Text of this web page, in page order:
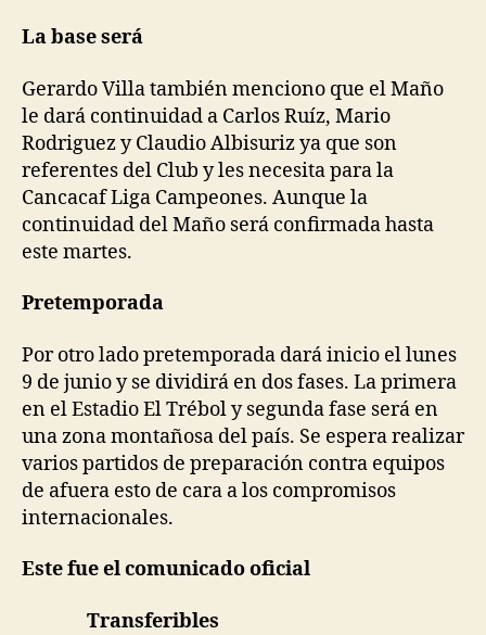
La base será
Gerardo Villa también menciono que el Maño
le dará continuidad a Carlos Ruíz, Mario
Rodriguez y Claudio Albisuriz ya que son
referentes del Club y les necesita para la
Cancacaf Liga Campeones. Aunque la
continuidad del Maño será confirmada hasta
este martes.
Pretemporada
Por otro lado pretemporada dará inicio el lunes
9 de junio y se dividirá en dos fases. La primera
en el EstadioEl Trébol y segunda fase será en
una zona montañosa del país. Se espera realizar
varios partidos de preparación contra equipos
de afuera esto de cara a los compromisos
internacionales.
Este fue el comunicado oficial
Transferibles